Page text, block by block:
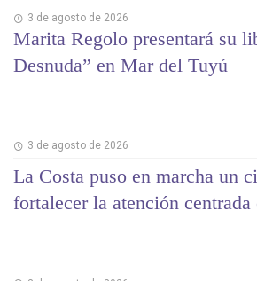
3 de agosto de 2026
Marita Regolo presentará su
Desnuda” en Mar del Tuyú
3 de agosto de 2026
La Costa puso en marcha un
fortalecer la atención centrada